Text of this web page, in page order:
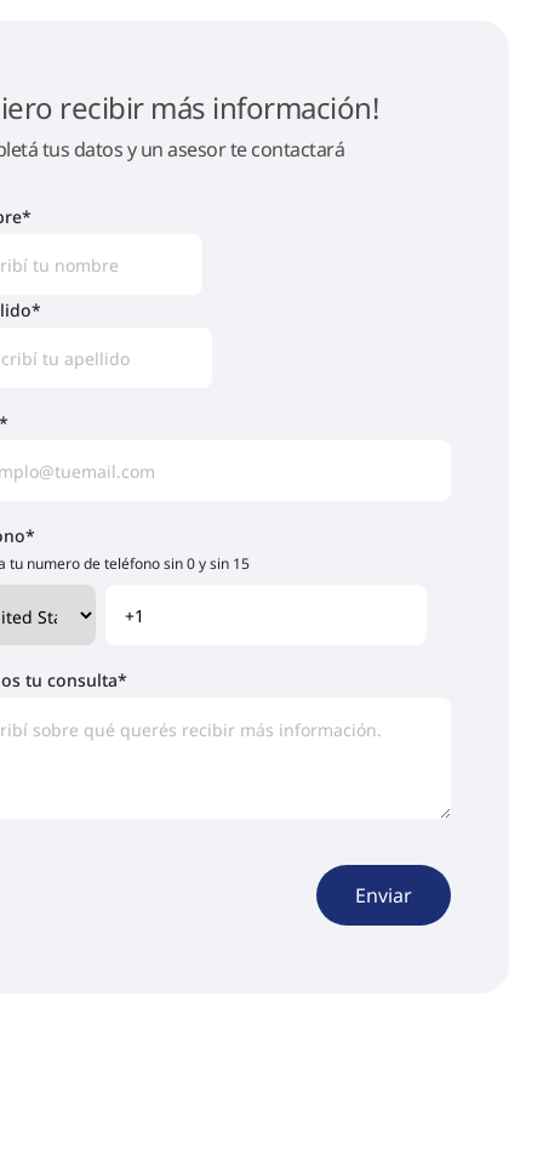
recibir más información!
tus datos y un asesor te contactará
*
*
*
*
tu numero de teléfono sin 0 y sin 15
tu consulta*